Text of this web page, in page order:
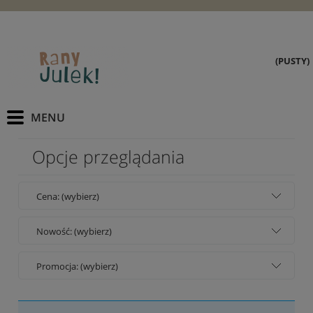
(PUSTY)
Opcje przeglądania
Cena: (wybierz)
Nowość: (wybierz)
Promocja: (wybierz)